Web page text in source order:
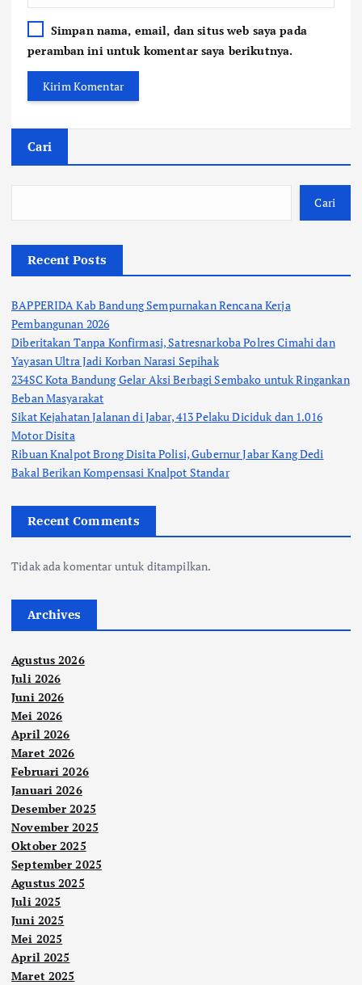
Simpan nama, email, dan situs web saya pada
peramban ini untuk komentar saya berikutnya.
Cari
Cari
Recent Posts
BAPPERIDA Kab Bandung Sempurnakan Rencana Kerja
Pembangunan 2026
Diberitakan Tanpa Konfirmasi, Satresnarkoba Polres Cimahi dan
Yayasan Ultra Jadi Korban Narasi Sepihak
234SC Kota Bandung Gelar Aksi Berbagi Sembako untuk Ringankan
Beban Masyarakat
Sikat Kejahatan Jalanan di Jabar, 413 Pelaku Diciduk dan 1.016
Motor Disita
Ribuan Knalpot Brong Disita Polisi, Gubernur Jabar Kang Dedi
Bakal Berikan Kompensasi Knalpot Standar
Recent Comments
Tidak ada komentar untuk ditampilkan.
Archives
Agustus 2026
Juli 2026
Juni 2026
Mei 2026
April 2026
Maret 2026
Februari 2026
Januari 2026
Desember 2025
November 2025
Oktober 2025
September 2025
Agustus 2025
Juli 2025
Juni 2025
Mei 2025
April 2025
Maret 2025